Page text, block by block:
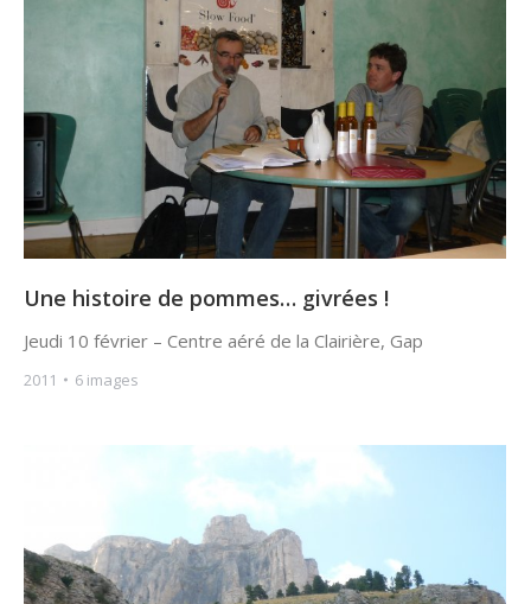
Une histoire de pommes… givrées !
Jeudi 10 février – Centre aéré de la Clairière, Gap
2011 6 images